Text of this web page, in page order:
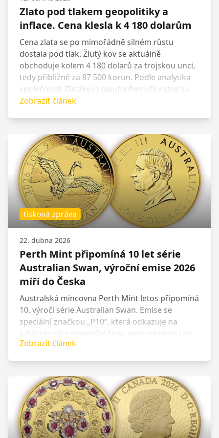
Zlato pod tlakem geopolitiky a
inflace. Cena klesla k 4 180 dolarům
Cena zlata se po mimořádně silném růstu
dostala pod tlak. Žlutý kov se aktuálně
obchoduje kolem 4 180 dolarů za trojskou unci,
tedy přibližně za 87 500 korun. Podle analytika
společnosti Zlaťáky.cz Jakuba Petrušky stojí za
současným poklesem především vývoj na
vyšších úrovních. Dlouhodobé důvody pro
držení zlata však podle něj nezmizely.
Zobrazit článek
tisková zpráva
22. dubna 2026
Perth Mint připomíná 10 let série
Australian Swan, výroční emise 2026
míří do Česka
Australská mincovna Perth Mint letos připomíná
10. výročí série Australian Swan. Emise se
speciální značkou „P10“, která odkazuje na
jubileum této investiční řady, nyní vstupuje i na
český trh a zákazníci si ji budou moci objednat
Zobrazit článek